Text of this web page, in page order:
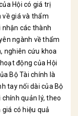
Hội có giá trị
giá và thẩm
nhận các thành
ngành về thẩm
nghiên cứu khoa
động của Hội
Bộ Tài chính là
tay nối dài của Bộ
quản lý, theo
có hiệu quả